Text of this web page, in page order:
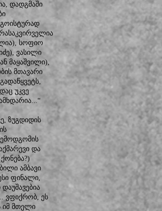
დადგმაში
სოფიო
ვასილი
მაყაშვილი),
მთავარი
უკვე
ზუგდიდის
და
ამბავი
ფინალი,
ვფიქრობ, ეს
იმ მთელი